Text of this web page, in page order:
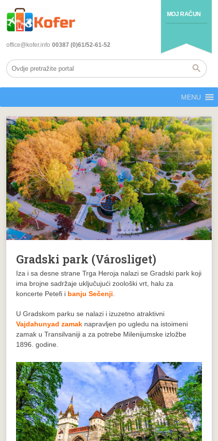
MOJ RAČUN
office@kofer.info 00387 (0)61/52-61-52
MENU
Gradski park (Városliget)
Iza i sa desne strane Trga Heroja nalazi se Gradski park koji
ima brojne sadržaje uključujući zoološki vrt, halu za
koncerte Petefi i banju Sečenji
U Gradskom parku se nalazi i izuzetno atraktivni
Vajdahunyad zamak napravljen po ugledu na istoimeni
zamak u Transilvaniji a za potrebe Milenijumske izložbe
1896. godine.